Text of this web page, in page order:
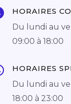
HORAIRES
Du lundi au
09:00 à 18:00
HORAIRES
Du lundi au
18:00 à 23:00